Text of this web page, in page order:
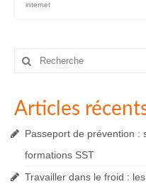
internet
Rechercher
Articles
Passeport de prévention :
formations SST
Travailler dans le froid :